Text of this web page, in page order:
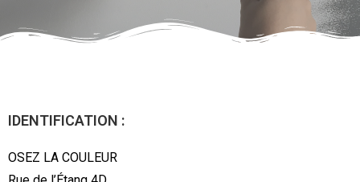
IDENTIFICATION :
OSEZ LA COULEUR